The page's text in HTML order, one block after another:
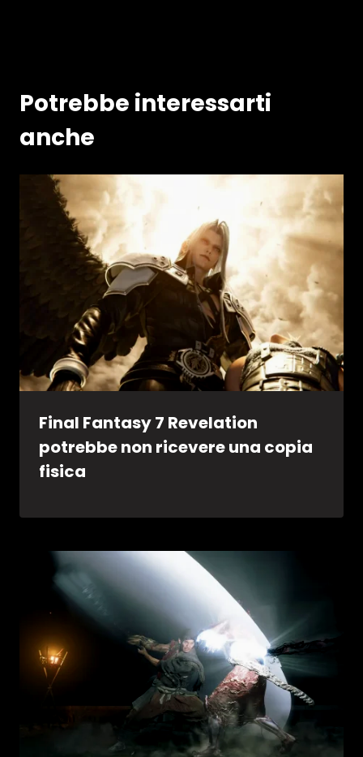
Potrebbe interessarti
anche
Final Fantasy 7 Revelation
potrebbe non ricevere una copia
fisica